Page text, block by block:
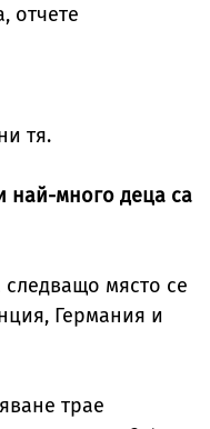
отчете
тя.
най-много деца са
място се
Германия и
трае